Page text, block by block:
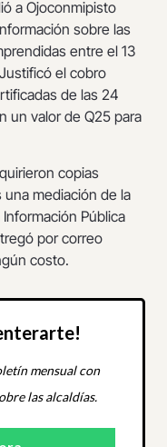
a Ojoconmipisto
sobre las
entre el 13
el cobro
de las 24
un valor de Q25 para
copias
mediación de la
Pública
por correo
costo.
mensual con
las alcaldías.